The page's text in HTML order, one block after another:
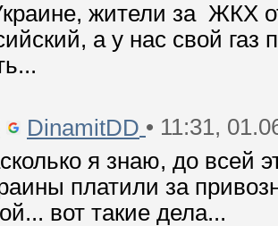
жители за ЖКХ
а у нас свой
DinamitDD • 11:31,
я знаю, до всей
платили за
вот такие дела...